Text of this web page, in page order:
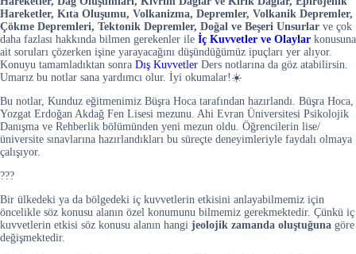
Hareketler, Kıta Oluşumu, Volkanizma, Depremler, Volkanik Depremler,
Çökme Depremleri, Tektonik Depremler, Doğal ve Beşeri Unsurlar ve çok
daha fazlası hakkında bilmen gerekenler ile İç Kuvvetler ve Olaylar konusuna
ait soruları çözerken işine yarayacağını düşündüğümüz ipuçları yer alıyor.
Konuyu tamamladıktan sonra Dış Kuvvetler Ders notlarına da göz atabilirsin.
Umarız bu notlar sana yardımcı olur. İyi okumalar!☀️
Bu notlar, Kunduz eğitmenimiz Büşra Hoca tarafından hazırlandı. Büşra Hoca,
Yozgat Erdoğan Akdağ Fen Lisesi mezunu. Ahi Evran Üniversitesi Psikolojik
Danışma ve Rehberlik bölümünden yeni mezun oldu. Öğrencilerin lise/
üniversite sınavlarına hazırlandıkları bu süreçte deneyimleriyle faydalı olmaya
çalışıyor.
???
Bir ülkedeki ya da bölgedeki iç kuvvetlerin etkisini anlayabilmemiz için
öncelikle söz konusu alanın özel konumunu bilmemiz gerekmektedir. Çünkü iç
kuvvetlerin etkisi söz konusu alanın hangi jeolojik zamanda oluştuğuna göre
değişmektedir.